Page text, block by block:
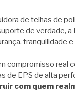
de telhas de
de verdade,
tranquilidade
compromisso real
de EPS de alta
com quem